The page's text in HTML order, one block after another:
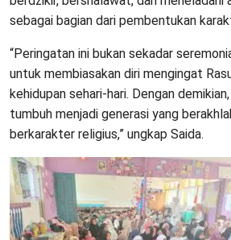
sebagai bagian dari pembentukan
“Peringatan ini bukan sekadar
untuk membiasakan diri mengingat
kehidupan sehari-hari. Dengan
tumbuh menjadi generasi yang
berkarakter religius,” ungkap Saida.